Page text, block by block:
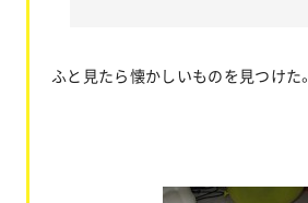
ふと見たら懐かしいものを見つけた。